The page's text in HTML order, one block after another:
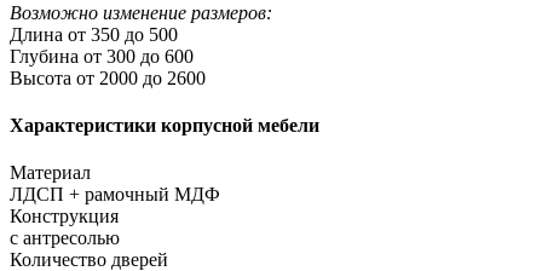
Возможно изменение размеров:
Длина от 350 до 500
Глубина от 300 до 600
Высота от 2000 до 2600
Характеристики корпусной мебели
Материал
ЛДСП + рамочный МДФ
Конструкция
с антресолью
Количество дверей